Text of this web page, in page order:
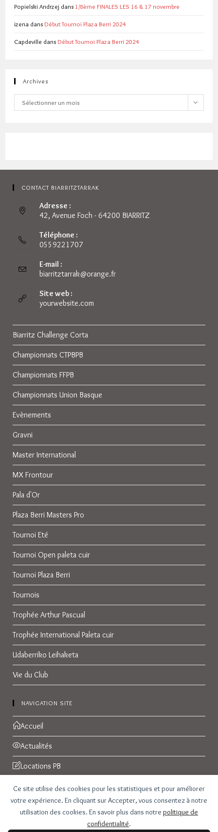
Ce site utilise des cookies pour les statistiques et pour améliorer
votre expérience. En cliquant sur Accepter, vous consentez à notre
utilisation des cookies. En savoir plus dans notre politique de
confidentialité.
Popielski Andrzej dans 1/8ème FINALES LES 16 & 17 novembre
izena dans Début Tournoi Plaza Berri 2024
Capdeville dans Début Tournoi Plaza Berri 2024
Archives
Archives
Sélectionner un mois
CONTACT BIARRITZTARRAK
Adresse :
42, Avenue Foch - 64200 BIARRITZ
Téléphone :
0559221707
E-mail :
biarritztarrak@orange.frS’ouvre
Site web :
yourwebsite.com
Biarritz Challenge Corta
Championnats CTPBPB
Championnats FFPB
Championnats Union Basque
Evènements
Gravni
Master International
MX Frontour
Pala d'Or
Plaza Berri Masters Pro
Tournoi Eté
Tournoi Open paleta cuir
Tournoi Plaza Berri
Tournois
Trophée Arthur Pascual
Trophée International Paleta cuir
Udaberriko Leihaketa
Vie du Club
NAVIGATION SITE
Accueil
Actualités
Locations PB
Réservations
Galerie Photos